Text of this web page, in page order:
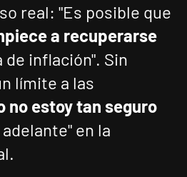
real: "Es posible que
a recuperarse
inflación". Sin
límite a las
no estoy tan seguro
en la